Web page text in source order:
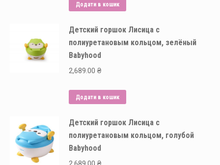
Додати в кошик
Детский горшок Лисица с
полиуретановым кольцом, зелёный
Babyhood
2,689.00 ₴
Додати в кошик
Детский горшок Лисица с
полиуретановым кольцом, голубой
Babyhood